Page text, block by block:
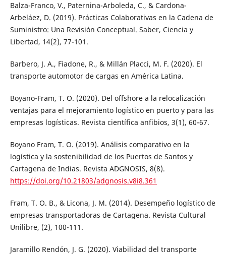
Balza-Franco, V., Paternina-Arboleda, C., & Cardona-
Arbeláez, D. (2019). Prácticas Colaborativas en la Cadena de
Suministro: Una Revisión Conceptual. Saber, Ciencia y
Libertad, 14(2), 77-101.
Barbero, J. A., Fiadone, R., & Millán Placci, M. F. (2020). El
transporte automotor de cargas en América Latina.
Boyano-Fram, T. O. (2020). Del offshore a la relocalización
ventajas para el mejoramiento logístico en puerto y para las
empresas logísticas. Revista científica anfibios, 3(1), 60-67.
Boyano Fram, T. O. (2019). Análisis comparativo en la
logística y la sostenibilidad de los Puertos de Santos y
Cartagena de Indias. Revista ADGNOSIS, 8(8).
https://doi.org/10.21803/adgnosis.v8i8.361
Fram, T. O. B., & Licona, J. M. (2014). Desempeño logístico de
empresas transportadoras de Cartagena. Revista Cultural
Unilibre, (2), 100-111.
Jaramillo Rendón, J. G. (2020). Viabilidad del transporte